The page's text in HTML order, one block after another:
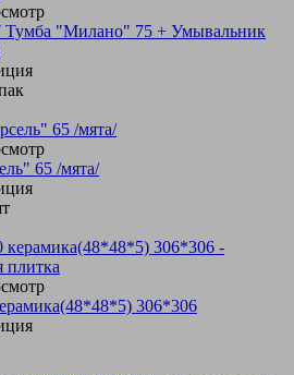
"Милано" 75 + Умывальник
65 /мята/
306*306